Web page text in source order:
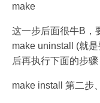
make
这一步后面很牛B，
make uninstall (就
后再执行下面的步骤
make install 第二步